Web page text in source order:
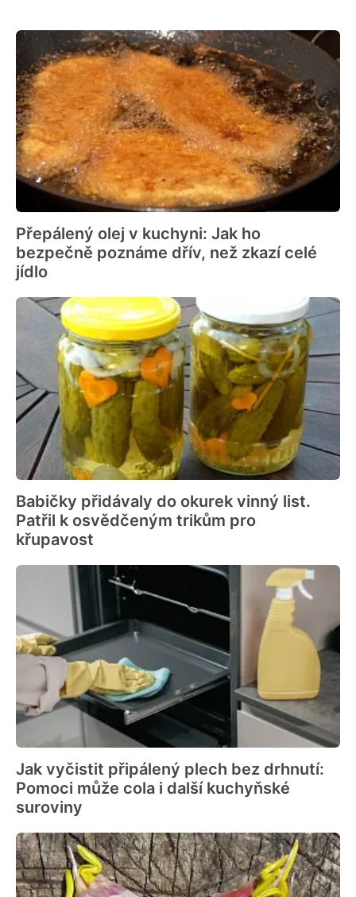
Přepálený olej v kuchyni: Jak ho
bezpečně poznáme dřív, než zkazí celé
jídlo
Babičky přidávaly do okurek vinný list.
Patřil k osvědčeným trikům pro
křupavost
Jak vyčistit připálený plech bez drhnutí:
Pomoci může cola i další kuchyňské
suroviny